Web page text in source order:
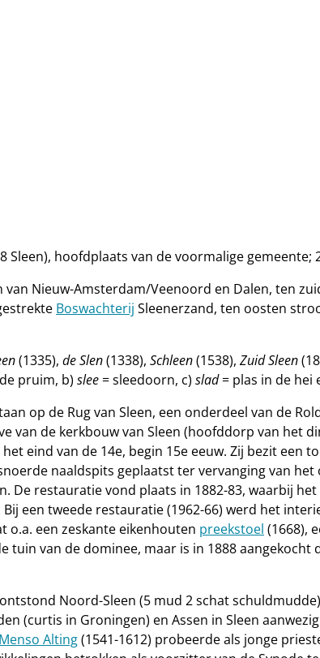
Sleen), hoofdplaats van de voormalige gemeente;
Nieuw-Amsterdam/Veenoord en Dalen, ten
Boswachterij Sleenerzand, ten oosten
(1335), de Slen(1338), Schleen(1538), Zuid Sleen
pruim, b) slee= sleedoorn, c) slad= plas in de hei
op de Rug van Sleen, een onderdeel van de
van de kerkbouw van Sleen (hoofddorp van het
eind van de 14e, begin 15e eeuw. Zij bezit
naaldspits geplaatst ter vervanging van
De restauratie vond plaats in 1882-83, waarbij
een tweede restauratie (1962-66) werd het
o.a. een zeskante eikenhouten preekstoel (1668),
tuin van de dominee, maar is in 1888 aangekocht
Noord-Sleen (5 mud 2 schat
(curtis in Groningen) en Assen in Sleen
Menso Alting(1541-1612) probeerde als jonge